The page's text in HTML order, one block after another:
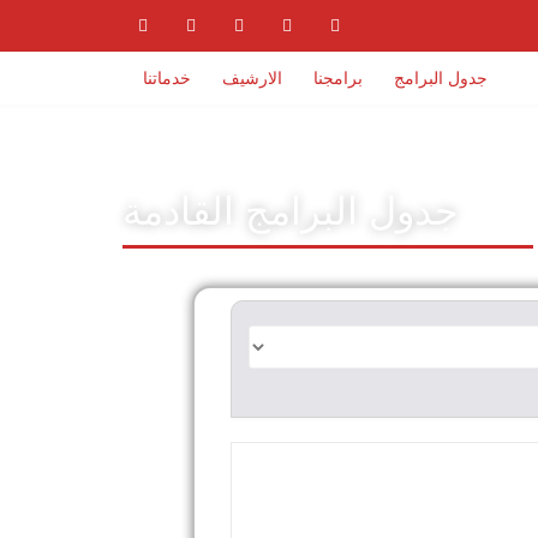
جدول البرامج برامجنا الارشيف خدماتنا
جدول البرامج القادمة